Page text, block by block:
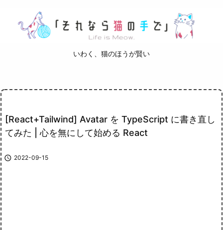
いわく、猫のほうが賢い
[React+Tailwind] Avatar を TypeScript に書き直し
てみた | 心を無にして始める React
 2022-09-15